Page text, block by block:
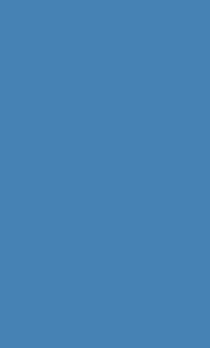
A nemzetköziesítés
nemzetköziesítés az
tananyagok,
különböző
intézmény életének,
A Tempus
szintre emeljék a